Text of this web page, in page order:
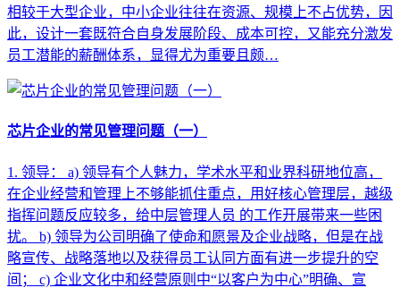
相较于大型企业，中小企业往往在资源、规模上不占优势，因
此，设计一套既符合自身发展阶段、成本可控，又能充分激发
员工潜能的薪酬体系，显得尤为重要且颇…
芯片企业的常见管理问题（一）
1. 领导： a) 领导有个人魅力，学术水平和业界科研地位高，
在企业经营和管理上不够能抓住重点，用好核心管理层，越级
指挥问题反应较多，给中层管理人员 的工作开展带来一些困
扰。 b) 领导为公司明确了使命和愿景及企业战略，但是在战
略宣传、战略落地以及获得员工认同方面有进一步提升的空
间； c) 企业文化中和经营原则中“以客户为中心”明确、宣